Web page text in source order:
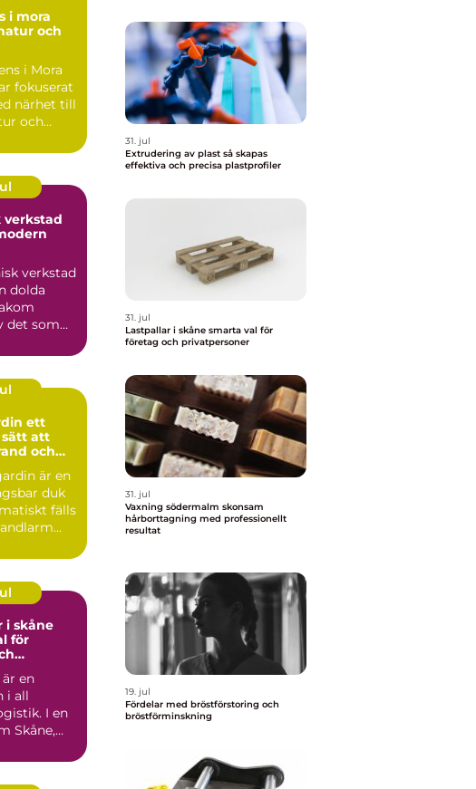
i mora
och
i Mora
fokuserat
närhet till
och
verkstad
verkstad
dolda
det som
ett
att
och
är en
duk
fälls
i skåne
för
en
i all
I en
Skåne,
31. jul
Extrudering av plast så skapas
effektiva och precisa plastprofiler
31. jul
Lastpallar i skåne smarta val för
företag och privatpersoner
31. jul
Vaxning södermalm skonsam
hårborttagning med professionellt
resultat
19. jul
Fördelar med bröstförstoring och
bröstförminskning